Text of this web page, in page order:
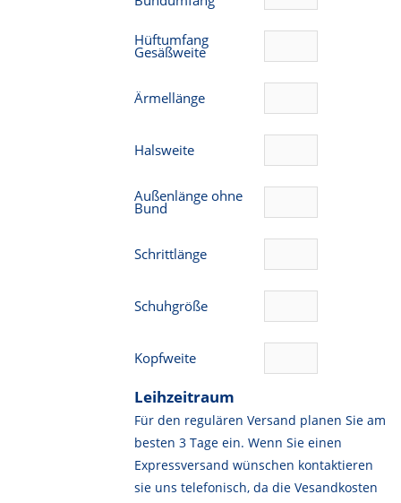
Hüftumfang
Gesäßweite
Ärmellänge
Halsweite
Außenlänge ohne
Bund
Schrittlänge
Schuhgröße
Kopfweite
Leihzeitraum
Für den regulären Versand planen Sie am
besten 3 Tage ein. Wenn Sie einen
Expressversand wünschen kontaktieren
sie uns telefonisch, da die Vesandkosten